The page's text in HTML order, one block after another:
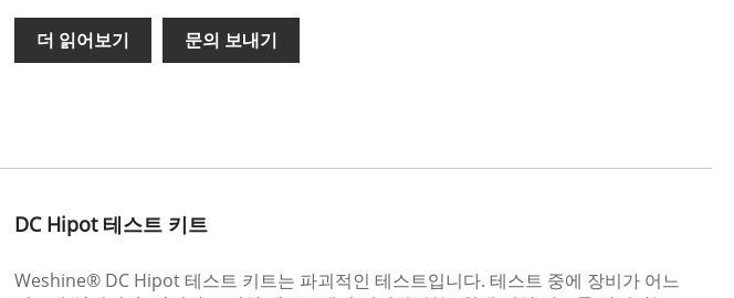
더 읽어보기 문의 보내기
DC Hipot 테스트 키트
Weshine® DC Hipot 테스트 키트는 파괴적인 테스트입니다. 테스트 중에 장비가 어느